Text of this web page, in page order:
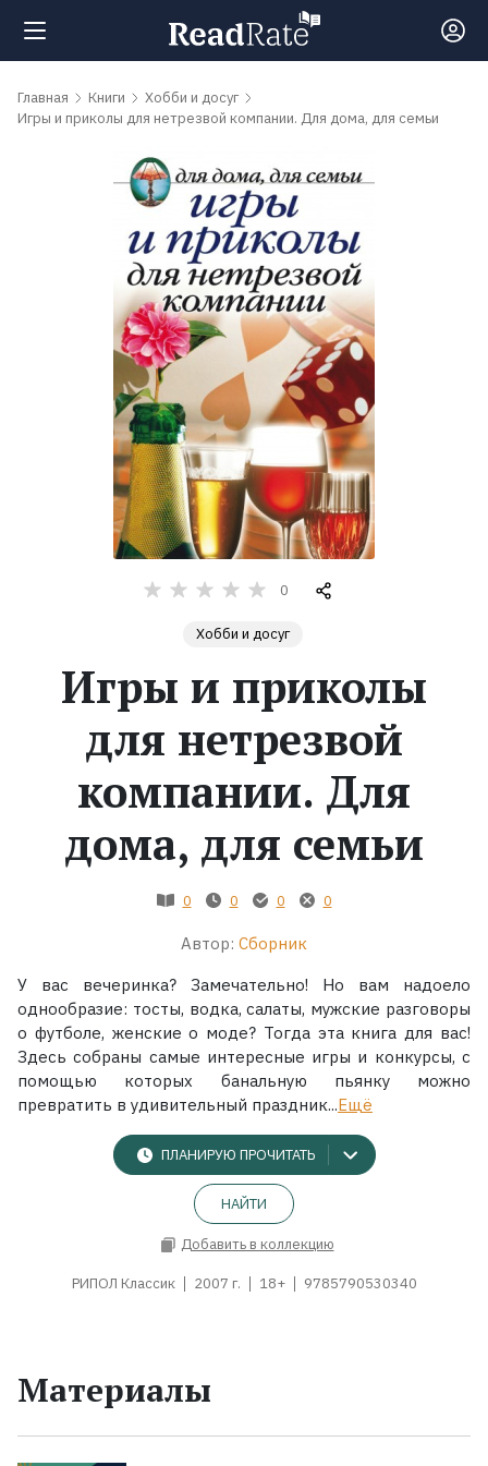
Поиск
обсуждаемые
Главная Книги
Хобби и досуг
Игры и приколы для нетрезвой компании. Для дома, для семьи
0
Хобби и досуг
Игры и приколы
для нетрезвой
компании. Для
дома, для семьи
0 0 0 0
Автор: Сборник
У вас вечеринка? Замечательно! Но вам надоело
однообразие: тосты, водка, салаты, мужские разговоры
о футболе, женские о моде? Тогда эта книга для вас!
Здесь собраны самые интересные игры и конкурсы, с
помощью которых банальную пьянку можно
превратить в удивительный праздник...Ещё
ПЛАНИРУЮ ПРОЧИТАТЬ
НАЙТИ
Добавить в коллекцию
РИПОЛ Классик 2007 г. 18+ 9785790530340
Материалы